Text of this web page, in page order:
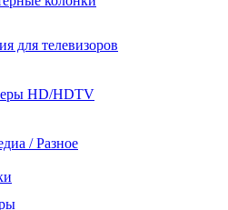
для телевизоров
HD/HDTV
/ Разное